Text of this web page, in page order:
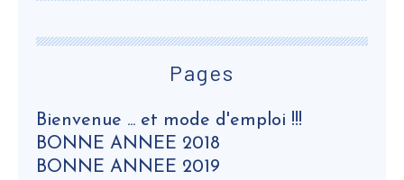
Pages
Bienvenue ... et mode d'emploi !!!
BONNE ANNEE 2018
BONNE ANNEE 2019